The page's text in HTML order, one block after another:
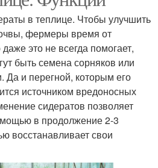
в теплице. Чтобы улучшить
фермеры время от
это не всегда помогает,
быть семена сорняков или
Да и перегной, которым его
источником вредоносных
сидератов позволяет
в продолжение 2-3
восстанавливает свои